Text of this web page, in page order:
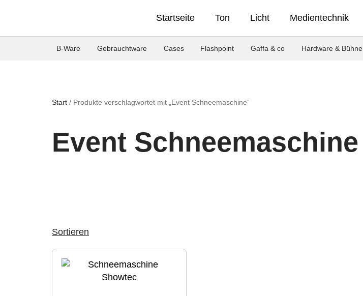
Startseite Ton Licht Medientechnik
B-Ware Gebrauchtware Cases Flashpoint Gaffa & co Hardware & Bühne
Start / Produkte verschlagwortet mit „Event Schneemaschine“
Event Schneemaschine